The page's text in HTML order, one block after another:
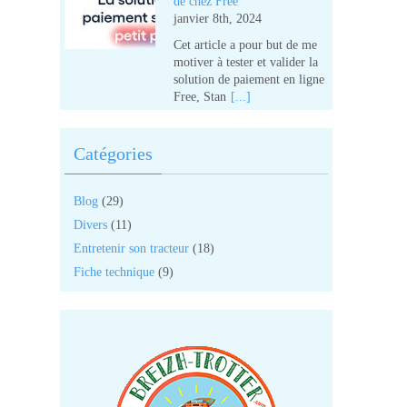
janvier 8th, 2024
Cet article a pour but de me
motiver à tester et valider la
solution de paiement en ligne
Free, Stan [...]
Catégories
Blog (29)
Divers (11)
Entretenir son tracteur (18)
Fiche technique (9)